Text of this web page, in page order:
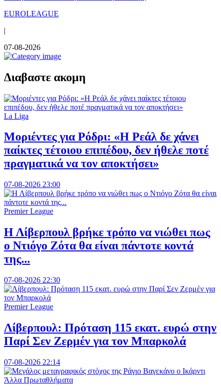
EUROLEAGUE
|
07-08-2026
Διαβαστε ακομη
La Liga
Μοριέντες για Ρόδρι: «Η Ρεάλ δε χάνει
παίκτες τέτοιου επιπέδου, δεν ήθελε ποτέ
πραγματικά να τον αποκτήσει»
07-08-2026 23:00
Premier League
Η Λίβερπουλ βρήκε τρόπο να νιώθει πως
ο Ντιόγο Ζότα θα είναι πάντοτε κοντά
της...
07-08-2026 22:30
Premier League
Λίβερπουλ: Πρόταση 115 εκατ. ευρώ στην
Παρί Σεν Ζερμέν για τον Μπαρκολά
07-08-2026 22:14
Άλλα Πρωταθλήματα